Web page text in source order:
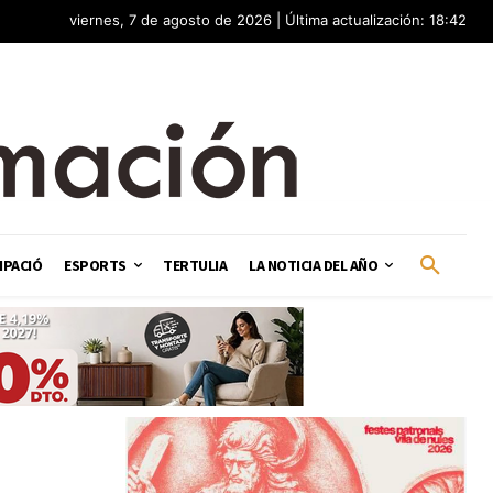
viernes, 7 de agosto de 2026 | Última actualización: 18:42
ESPORTS TERTULIA LA NOTICIA DEL AÑO